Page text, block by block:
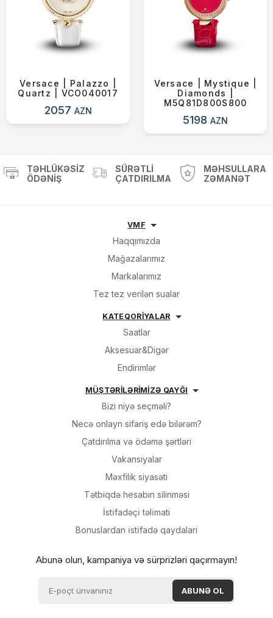
Versace | Palazzo |
Quartz | VCO040017
2057 AZN
Versace | Mystique |
Diamonds |
M5Q81D800S800
5198AZN
TƏHLÜKƏSIZ
ÖDƏNIŞ
SÜRƏTLI
ÇATDIRILMA
MƏHSULLARA
ZƏMANƏT
VMF
Haqqımızda
Mağazalarımız
Markalarımız
Tez tez verilən sualar
KATEQORİYALAR
Saatlar
Aksesuar&Digər
Endirimlər
MÜŞTƏRİLƏRİMİZƏ QAYĞI
Bizi niyə seçməli?
Necə onlayn sifariş edə bilərəm?
Çatdırılma və ödəmə şərtləri
Vakansiyalar
Məxfilik siyasəti
Tətbiqdə hesabın silinməsi
İsti̇fadəçi̇ təli̇mati
Bonuslardan i̇sti̇fadə qaydalari
Abunə olun, kampaniya və sürprizləri qaçırmayın!